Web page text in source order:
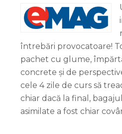
întrebări provocatoare!
pachet cu glume,
concrete și de
cele 4 zile de curs să
chiar dacă la final,
asimilate a fost chiar